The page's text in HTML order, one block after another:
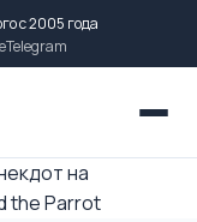
с 2005 года
Telegram
на
the Parrot